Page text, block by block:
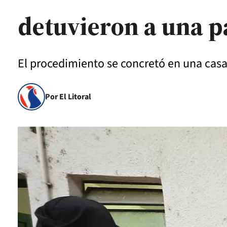
detuvieron a una
El procedimiento se concretó en una
Por El Litoral